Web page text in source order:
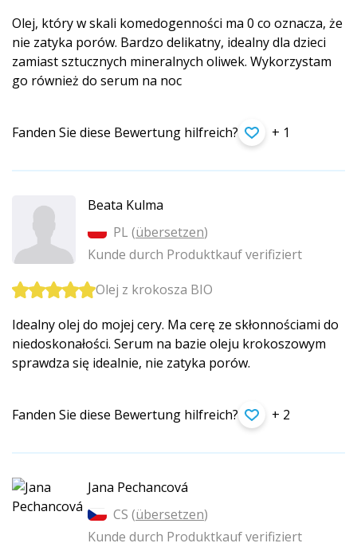
Olej, który w skali komedogenności ma 0 co oznacza, że
nie zatyka porów. Bardzo delikatny, idealny dla dzieci
zamiast sztucznych mineralnych oliwek. Wykorzystam
go również do serum na noc
Fanden Sie diese Bewertung hilfreich? + 1
Beata Kulma
PL (übersetzen)
Kunde durch Produktkauf verifiziert
Olej z krokosza BIO
Idealny olej do mojej cery. Ma cerę ze skłonnościami do
niedoskonałości. Serum na bazie oleju krokoszowym
sprawdza się idealnie, nie zatyka porów.
Fanden Sie diese Bewertung hilfreich? + 2
Jana Pechancová
CS (übersetzen)
Kunde durch Produktkauf verifiziert